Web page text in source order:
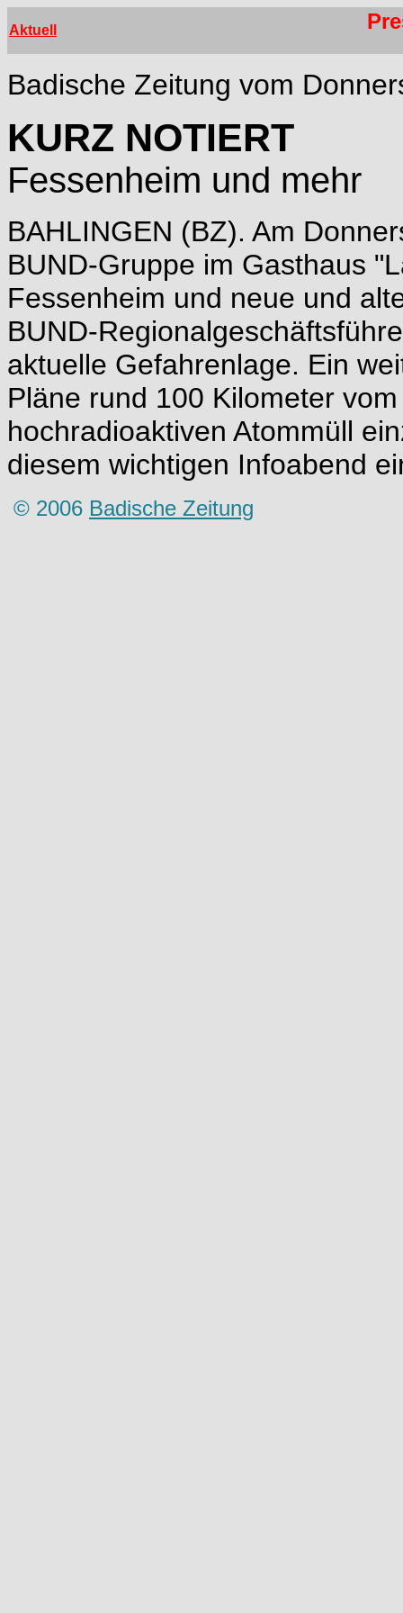
Aktuell
Badische Zeitung vom
KURZ NOTIERT
Fessenheim und mehr
BAHLINGEN (BZ). Am
BUND-Gruppe im Gasthaus
Fessenheim und neue und
BUND-
aktuelle Gefahrenlage. Ein
Pläne rund 100 Kilometer
hochradioaktiven Atommüll
diesem wichtigen Infoabend
© 2006 Badische Zeitung